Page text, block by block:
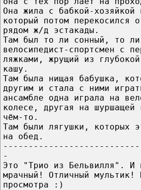
Она жила с бабкой-хозяйкой
который потом перекосился
рядом ж/д эстакады.
Там был то ли сонный, то ли
велосипедист-спортсмен с
ляжками, жрущий из
кашу.
Там была нищая бабушка,
другим и стала с ними
ансамбле одна играла на
колесе, другая на шуршащей
чём-то.
Там были лягушки, которых
на обед.
-
Это "Трио из Бельвилля". И
мрачный! Отличный мультик!
просмотра :)